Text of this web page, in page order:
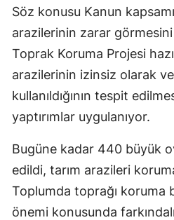
Söz konusu Kanun
arazilerinin zarar
Toprak Koruma Projesi
arazilerinin izinsiz olarak ve
kullanıldığının tespit
yaptırımlar uygulanıyor.
Bugüne kadar 440 büyük
edildi, tarım arazileri
Toplumda toprağı koruma
önemi konusunda